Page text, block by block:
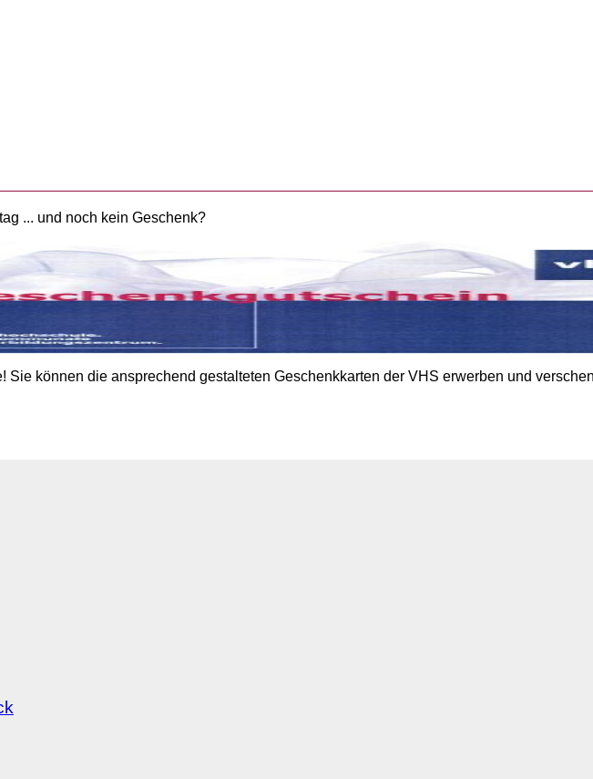
... und noch kein Geschenk?
Sie können die ansprechend gestalteten Geschenkkarten der VHS erwerben und